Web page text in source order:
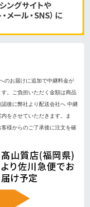
のお届けに追加で中継料金が
。ご負担いただく金額は商品
後に弊社より配送会社へ 中継
をさせていただきます。ま
様からのご了承後に注文を確